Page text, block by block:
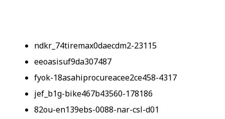
ndkr_74tiremax0daecdm2-23115
eeoasisuf9da307487
fyok-18asahiprocureacee2ce458-4317
jef_b1g-bike467b43560-178186
82ou-en139ebs-0088-nar-csl-d01